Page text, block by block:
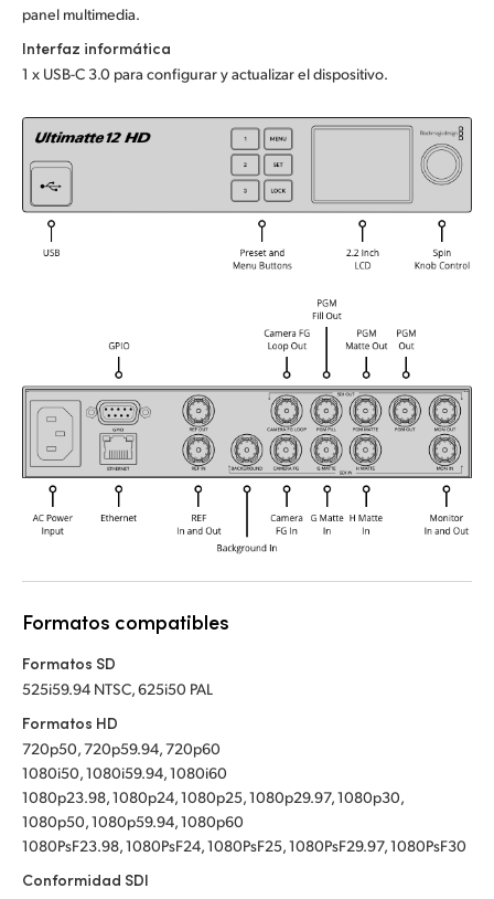
United States
panel multimedia.
Interfaz informática
1 x USB-C 3.0 para configurar y actualizar el dispositivo.
Formatos compatibles
Formatos SD
525i59.94 NTSC, 625i50 PAL
Formatos HD
720p50, 720p59.94, 720p60
1080i50, 1080i59.94, 1080i60
1080p23.98, 1080p24, 1080p25, 1080p29.97, 1080p30,
1080p50, 1080p59.94, 1080p60
1080PsF23.98, 1080PsF24, 1080PsF25, 1080PsF29.97, 1080PsF30
Conformidad SDI